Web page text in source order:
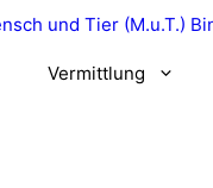
Vermittlung